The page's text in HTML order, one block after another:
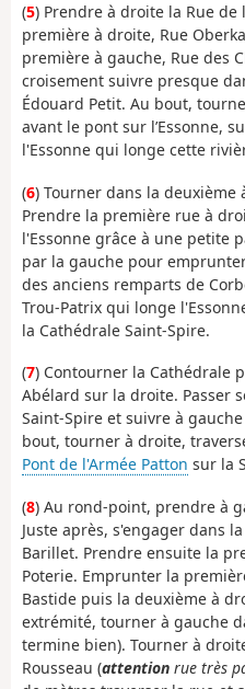
(5) Prendre à droite la Rue
première à droite, Rue
première à gauche, Rue des
croisement suivre presque
Édouard Petit. Au bout,
avant le pont sur l’Essonne,
l'Essonne qui longe cette
(6) Tourner dans la deuxième
Prendre la première rue à
l'Essonne grâce à une petite
par la gauche pour
des anciens remparts de
Trou-Patrix qui longe
la Cathédrale Saint-Spire.
(7) Contourner la Cathédrale
Abélard sur la droite. Passer
Saint-Spire et suivre à
bout, tourner à droite,
Pont de l'Armée Patton sur la
(8) Au rond-point, prendre à
Juste après, s'engager dans
Barillet. Prendre ensuite la
Poterie. Emprunter la
Bastide puis la deuxième à
extrémité, tourner à gauche
termine bien). Tourner à
Rousseau (attention rue très